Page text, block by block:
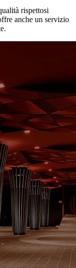
rispettosi
anche un servizio